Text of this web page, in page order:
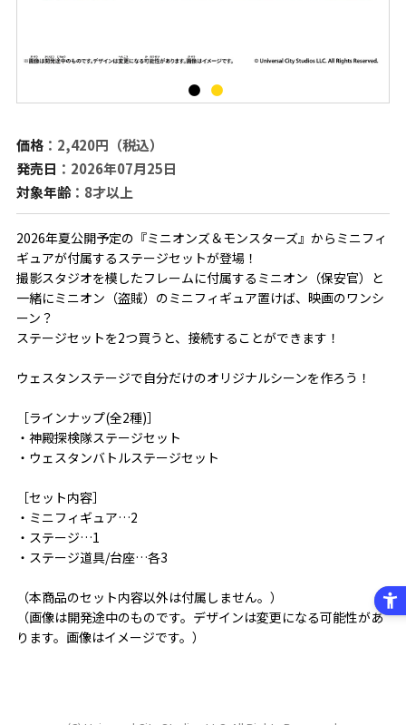
価格：2,420円（税込）
発売日 ：2026年07月25日
対象年齢：8才以上
2026年夏公開予定の『ミニオンズ＆モンスターズ』からミニフィ
ギュアが付属するステージセットが登場！
撮影スタジオを模したフレームに付属するミニオン（保安官）と
一緒にミニオン（盗賊）のミニフィギュア置けば、映画のワンシ
ーン？
ステージセットを2つ買うと、接続することができます！
ウェスタンステージで自分だけのオリジナルシーンを作ろう！
［ラインナップ(全2種)］
・神殿探検隊ステージセット
・ウェスタンバトルステージセット
［セット内容］
・ミニフィギュア…2
・ステージ…1
・ステージ道具/台座…各3
（本商品のセット内容以外は付属しません。）
（画像は開発途中のものです。デザインは変更になる可能性があ
ります。画像はイメージです。）